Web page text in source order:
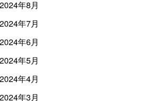
2024年8月
2024年7月
2024年6月
2024年5月
2024年4月
2024年3月